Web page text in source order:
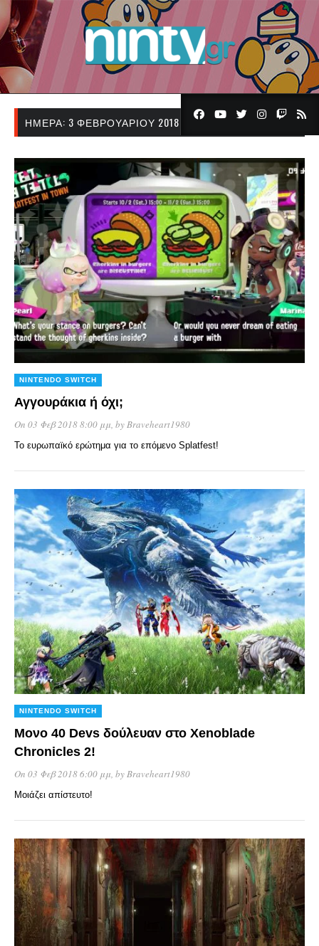
ΗΜΈΡΑ: 3 ΦΕΒΡΟΥΑΡΊΟΥ 2018
NINTENDO SWITCH
Αγγουράκια ή όχι;
On 03 Φεβ 2018 8:00 μμ, byBraveheart1980
Το ευρωπαϊκό ερώτημα για το επόμενο Splatfest!
NINTENDO SWITCH
Μονο 40 Devs δούλευαν στο Xenoblade
Chronicles 2!
On 03 Φεβ 2018 6:00 μμ, byBraveheart1980
Μοιάζει απίστευτο!